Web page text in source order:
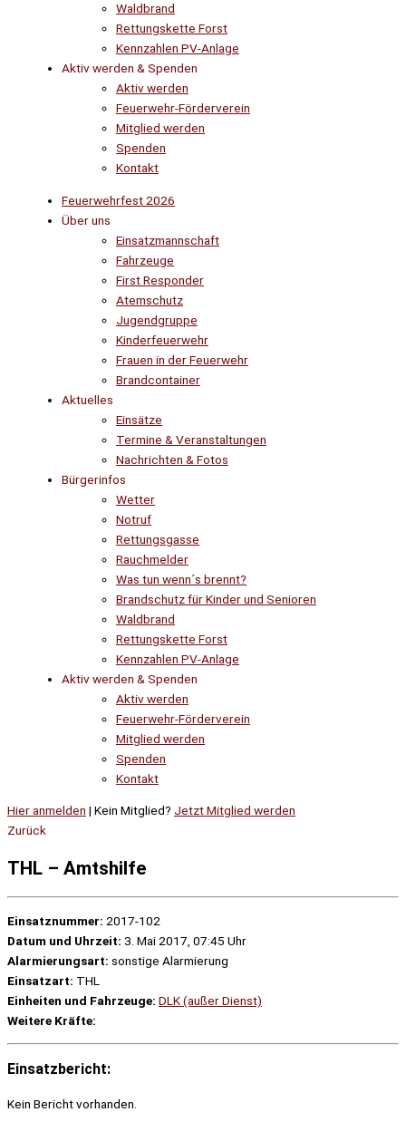
Waldbrand
Rettungskette Forst
Kennzahlen PV-Anlage
Aktiv werden & Spenden
Aktiv werden
Feuerwehr-Förderverein
Mitglied werden
Spenden
Kontakt
Feuerwehrfest 2026
Über uns
Einsatzmannschaft
Fahrzeuge
First Responder
Atemschutz
Jugendgruppe
Kinderfeuerwehr
Frauen in der Feuerwehr
Brandcontainer
Aktuelles
Einsätze
Termine & Veranstaltungen
Nachrichten & Fotos
Bürgerinfos
Wetter
Notruf
Rettungsgasse
Rauchmelder
Was tun wenn´s brennt?
Brandschutz für Kinder und Senioren
Waldbrand
Rettungskette Forst
Kennzahlen PV-Anlage
Aktiv werden & Spenden
Aktiv werden
Feuerwehr-Förderverein
Mitglied werden
Spenden
Kontakt
Hier anmelden | Kein Mitglied? Jetzt Mitglied werden
Zurück
THL – Amtshilfe
Einsatznummer: 2017-102
Datum und Uhrzeit: 3. Mai 2017, 07:45 Uhr
Alarmierungsart: sonstige Alarmierung
Einsatzart: THL
Einheiten und Fahrzeuge: DLK (außer Dienst)
Weitere Kräfte:
Einsatzbericht:
Kein Bericht vorhanden.